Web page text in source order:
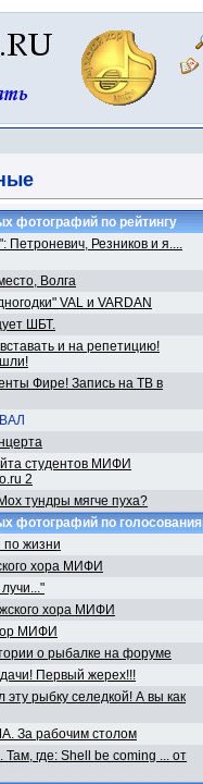
фотографий по рейтингу
Петроневич, Резников и я....
Волга
VAL и VARDAN
ШБТ.
и на репетицию!
Фире! Запись на ТВ в
студентов МИФИ
2
тундры мягче пуха?
фотографий по
по жизни
хора МИФИ
хора МИФИ
МИФИ
о рыбалке на форуме
Первый жерех!!!
эту рыбку селедкой! А вы как
За рабочим столом
где: Shell be coming ... от